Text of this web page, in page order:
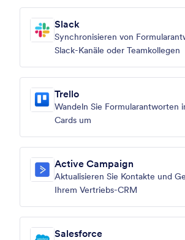
Slack
Synchronisieren von
Slack-Kanäle oder Teamkollegen
Trello
Wandeln Sie Formularantworten
Cards um
Active Campaign
Aktualisieren Sie Kontakte und
Ihrem Vertriebs-CRM
Salesforce